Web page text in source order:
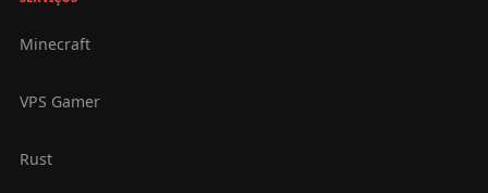
Minecraft
VPS Gamer
Rust